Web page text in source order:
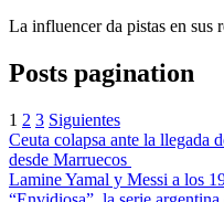
La influencer da pistas en sus
Posts pagination
1 2 3 Siguientes
Ceuta colapsa ante la llegada
desde Marruecos
Lamine Yamal y Messi a los